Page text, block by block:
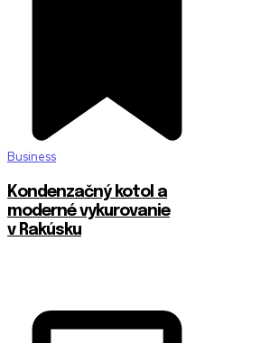
Business
Kondenzačný kotol a
moderné vykurovanie
v Rakúsku